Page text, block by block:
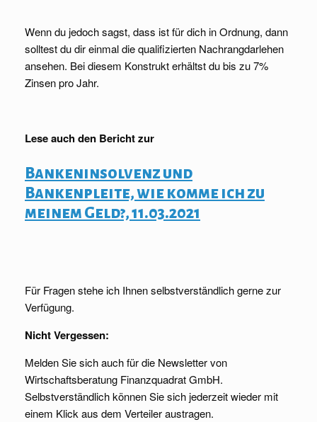
Wenn du jedoch sagst, dass ist für dich in Ordnung, dann
solltest du dir einmal die qualifizierten Nachrangdarlehen
ansehen. Bei diesem Konstrukt erhältst du bis zu 7%
Zinsen pro Jahr.
Lese auch den Bericht zur
Bankeninsolvenz und
Bankenpleite, wie komme ich zu
meinem Geld?, 11.03.2021
Für Fragen stehe ich Ihnen selbstverständlich gerne zur
Verfügung.
Nicht Vergessen:
Melden Sie sich auch für die Newsletter von
Wirtschaftsberatung Finanzquadrat GmbH.
Selbstverständlich können Sie sich jederzeit wieder mit
einem Klick aus dem Verteiler austragen.